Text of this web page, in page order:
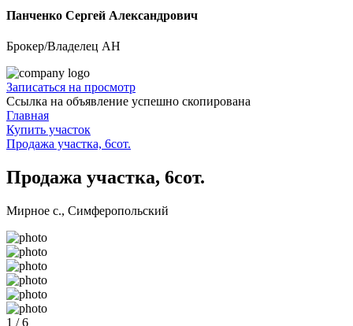
Панченко Сергей Александрович
Брокер/Владелец АН
Записаться на просмотр
Ссылка на объявление успешно скопирована
Главная
Купить участок
Продажа участка, 6сот.
Продажа участка, 6сот.
Мирное с., Симферопольский
1 / 6